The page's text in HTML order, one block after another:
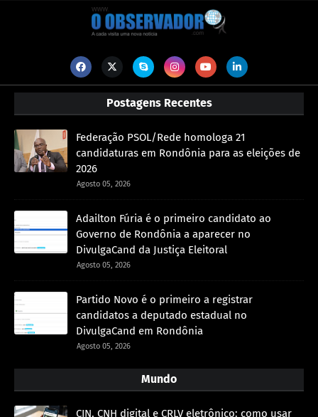
Postagens Recentes
Federação PSOL/Rede homologa 21
candidaturas em Rondônia para as eleições de
2026
Agosto 05, 2026
Adailton Fúria é o primeiro candidato ao
Governo de Rondônia a aparecer no
DivulgaCand da Justiça Eleitoral
Agosto 05, 2026
Partido Novo é o primeiro a registrar
candidatos a deputado estadual no
DivulgaCand em Rondônia
Agosto 05, 2026
Mundo
CIN, CNH digital e CRLV eletrônico: como usar